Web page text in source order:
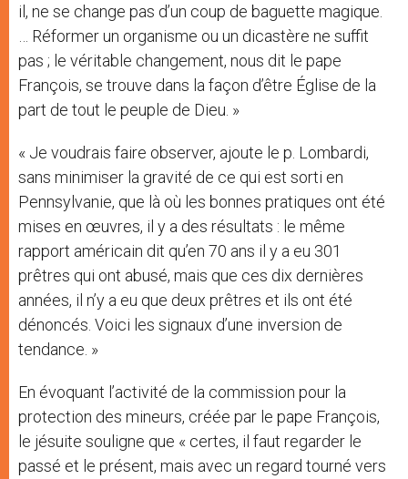
il, ne se change pas d’un coup de baguette magique.
… Réformer un organisme ou un dicastère ne suffit
pas ; le véritable changement, nous dit le pape
François, se trouve dans la façon d’être Église de la
part de tout le peuple de Dieu. »
« Je voudrais faire observer, ajoute le p. Lombardi,
sans minimiser la gravité de ce qui est sorti en
Pennsylvanie, que là où les bonnes pratiques ont été
mises en œuvres, il y a des résultats : le même
rapport américain dit qu’en 70 ans il y a eu 301
prêtres qui ont abusé, mais que ces dix dernières
années, il n’y a eu que deux prêtres et ils ont été
dénoncés. Voici les signaux d’une inversion de
tendance. »
En évoquant l’activité de la commission pour la
protection des mineurs, créée par le pape François,
le jésuite souligne que « certes, il faut regarder le
passé et le présent, mais avec un regard tourné vers